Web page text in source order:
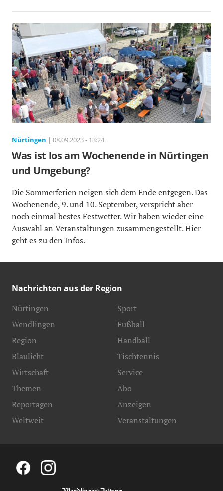
Nürtingen | 08.09.2023 - 13:24
Was ist los am Wochenende in Nürtingen
und Umgebung?
Die Sommerferien neigen sich dem Ende entgegen. Das
Wochenende, 9. und 10. September, verspricht aber
noch einmal bestes Festwetter. Wir haben wieder eine
Auswahl an Veranstaltungen zusammengestellt. Hier
geht es zu den Infos.
Nachrichten aus der Region
Nürtingen
Wendlingen
Region
Blaulicht
Sport
Fußball
Handball
Tischtennis
Wirtschaft
Themen
Reportagen
Weltweit
Service
Abo
Anzeigen
Veranstaltungen